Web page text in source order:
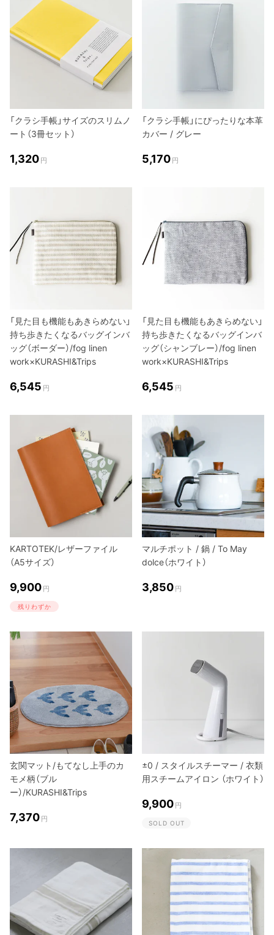
「クラシ手帳」サイズのスリムノ
ート（3冊セット）
1,320 円
「クラシ手帳」にぴったりな本革
カバー / グレー
5,170 円
「見た目も機能もあきらめない」
持ち歩きたくなるバッグインバ
ッグ（ボーダー）/fog linen
work×KURASHI&Trips
6,545 円
「見た目も機能もあきらめない」
持ち歩きたくなるバッグインバ
ッグ（シャンブレー）/fog linen
work×KURASHI&Trips
6,545 円
KARTOTEK/レザーファイル
（A5サイズ）
9,900 円
残りわずか
マルチポット / 鍋 / To May
dolce（ホワイト）
3,850 円
玄関マット/もてなし上手のカ
モメ柄（ブル
ー）/KURASHI&Trips
7,370 円
±0 / スタイルスチーマー / 衣類
用スチームアイロン （ホワイト）
9,900 円
SOLD OUT